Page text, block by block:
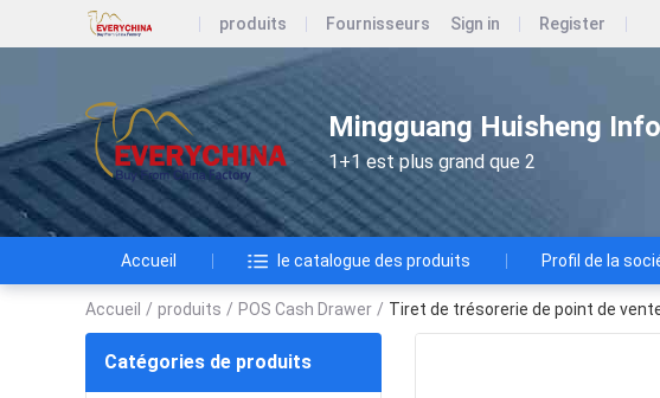
produits Fournisseurs Sign in Register
Mingguang Huisheng
1+1 est plus grand que 2
Accueil le catalogue des produits Profil de la
Accueil / produits / POS Cash Drawer / Tiret de trésorerie de point de
Catégories de produits